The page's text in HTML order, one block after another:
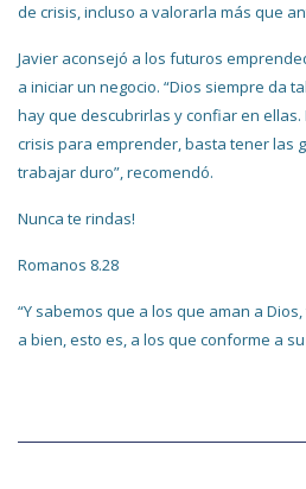
de crisis, incluso a valorarla más que
Javier aconsejó a los futuros
a iniciar un negocio. “Dios siempre da
hay que descubrirlas y confiar en
crisis para emprender, basta tener las
trabajar duro”, recomendó.
Nunca te rindas!
Romanos 8.28
“Y sabemos que a los que aman a
a bien, esto es, a los que conforme a